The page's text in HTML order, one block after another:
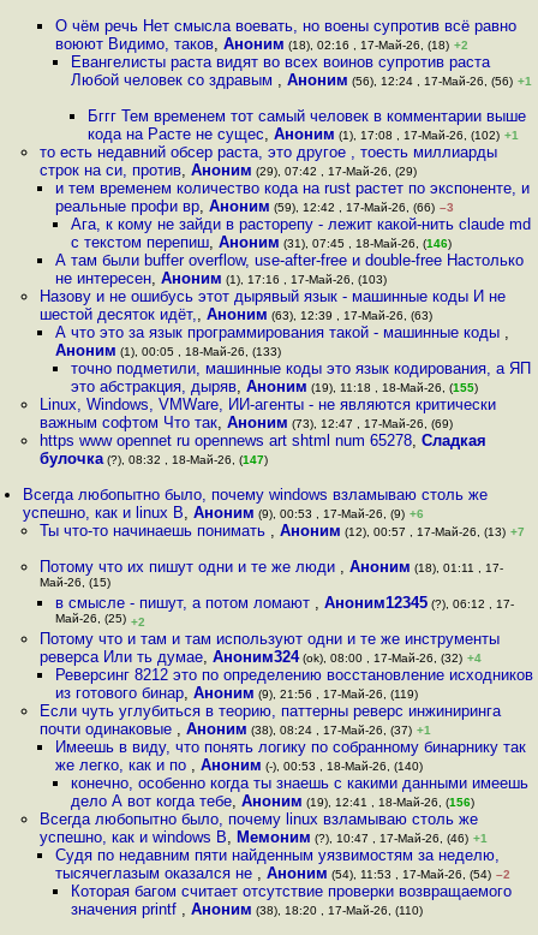
О чём речь Нет смысла воевать, но воены супротив всё равно
воюют Видимо, таков, Аноним (18), 02:16 , 17-Май-26, (18) +2
Евангелисты раста видят во всех воинов супротив раста
Любой человек со здравым ,Аноним (56), 12:24 , 17-Май-26, (56) +1
Бггг Тем временем тот самый человек в комментарии выше
кода на Расте не сущес, Аноним (1), 17:08 , 17-Май-26, (102) +1
то есть недавний обсер раста, это другое , тоесть миллиарды
строк на си, против, Аноним (29), 07:42 , 17-Май-26, (29)
и тем временем количество кода на rust растет по экспоненте, и
реальные профи вр, Аноним (59), 12:42 , 17-Май-26, (66) –3
Ага, к кому не зайди в расторепу - лежит какой-нить claude md
с текстом перепиш,Аноним (31), 07:45 , 18-Май-26, (146)
А там были buffer overflow, use-after-free и double-free Настолько
не интересен, Аноним (1), 17:16 , 17-Май-26, (103)
Назову и не ошибусь этот дырявый язык - машинные коды И не
шестой десяток идёт,, Аноним (63), 12:39 , 17-Май-26, (63)
А что это за язык программирования такой - машинные коды ,
Аноним (1), 00:05 , 18-Май-26, (133)
точно подметили, машинные коды это язык кодирования, а ЯП
это абстракция, дыряв,Аноним (19), 11:18 , 18-Май-26, (155)
Linux, Windows, VMWare, ИИ-агенты - не являются критически
важным софтом Что так, Аноним (73), 12:47 , 17-Май-26, (69)
https www opennet ru opennews art shtml num 65278, Сладкая
булочка(?), 08:32 , 18-Май-26, (147)
Всегда любопытно было, почему windows взламываю столь же
успешно, как и linux В,Аноним (9), 00:53 , 17-Май-26, (9) +6
Ты что-то начинаешь понимать , Аноним (12), 00:57 , 17-Май-26, (13) +7
Потому что их пишут одни и те же люди , Аноним (18), 01:11 , 17-
Май-26, (15)
в смысле - пишут, а потом ломают , Аноним12345(?), 06:12 , 17-
Май-26, (25) +2
Потому что и там и там используют одни и те же инструменты
реверса Или ть думае, Аноним324(ok), 08:00 , 17-Май-26, (32) +4
Реверсинг 8212 это по определению восстановление исходников
из готового бинар, Аноним (9), 21:56 , 17-Май-26, (119)
Если чуть углубиться в теорию, паттерны реверс инжиниринга
почти одинаковые , Аноним (38), 08:24 , 17-Май-26, (37) +1
Имеешь в виду, что понять логику по собранному бинарнику так
же легко, как и по , Аноним (-), 00:53 , 18-Май-26, (140)
конечно, особенно когда ты знаешь с какими данными имеешь
дело А вот когда тебе,Аноним (19), 12:41 , 18-Май-26, (156)
Всегда любопытно было, почему linux взламываю столь же
успешно, как и windows В, Мемоним (?), 10:47 , 17-Май-26, (46) +1
Судя по недавним пяти найденным уязвимостям за неделю,
тысячеглазым оказался не , Аноним (54), 11:53 , 17-Май-26, (54) –2
Которая багом считает отсутствие проверки возвращаемого
значения printf ,Аноним (38), 18:20 , 17-Май-26, (110)